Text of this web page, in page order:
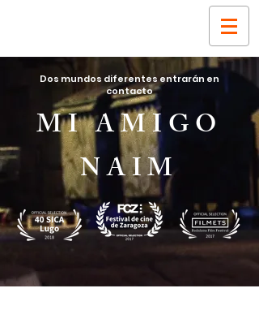
Dos mundos diferentes entrarán en
contacto
MI AMIGO
NAIM